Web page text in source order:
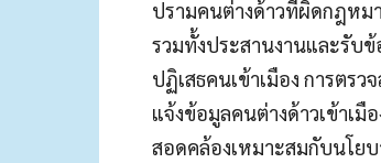
ปรามคนต่างด้าวที่ผิดกฎห
รวมทั้งประสานงานและรับ
ปฏิเสธคนเข้าเมือง การต
แจ้งข้อมูลคนต่างด้าวเข้าเมื
สอดคล้องเหมาะสมกับนโย